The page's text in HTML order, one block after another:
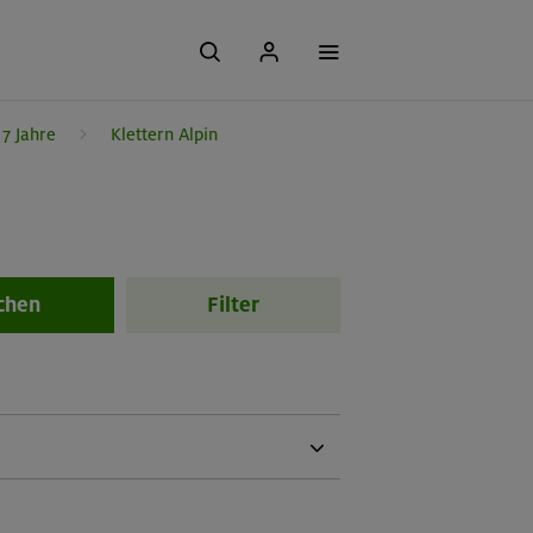
Jahre
Klettern Alpin
Filter